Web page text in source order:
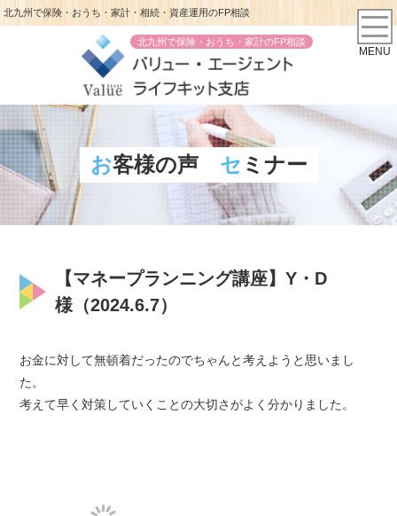
北九州で保険・おうち・家計・相続・資産運用のFP相談
北九州で保険・おうち・家計のFP相談
MENU
お客様の声 セミナー
【マネープランニング講座】Y・D
様（2024.6.7）
お金に対して無頓着だったのでちゃんと考えようと思いまし
た。
考えて早く対策していくことの大切さがよく分かりました。